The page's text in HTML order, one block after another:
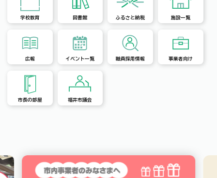
学校教育 図書館 ふるさと納税 施設一覧
広報 イベント一覧 職員採用情報 事業者向け
市長の部屋 福井市議会